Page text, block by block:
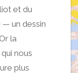
et du
un dessin
la
nous
plus